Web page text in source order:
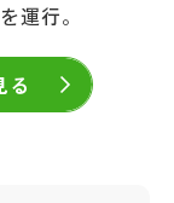
運行。
る